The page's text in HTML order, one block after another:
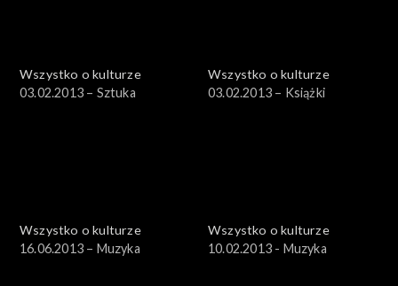
Wszystko o kulturze
03.02.2013 – Sztuka
Wszystko o kulturze
03.02.2013 – Książki
Wszystko o kulturze
16.06.2013 – Muzyka
Wszystko o kulturze
10.02.2013 - Muzyka